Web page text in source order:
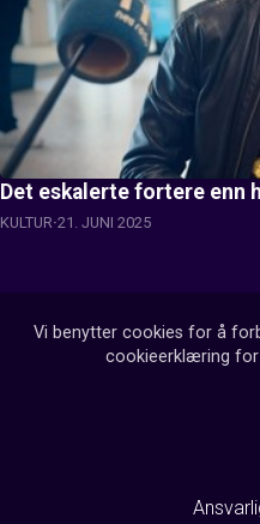
Det eskalerte fortere enn
KULTUR 21. JUNI 2025
Vi benytter cookies for å
cookieerklæring for